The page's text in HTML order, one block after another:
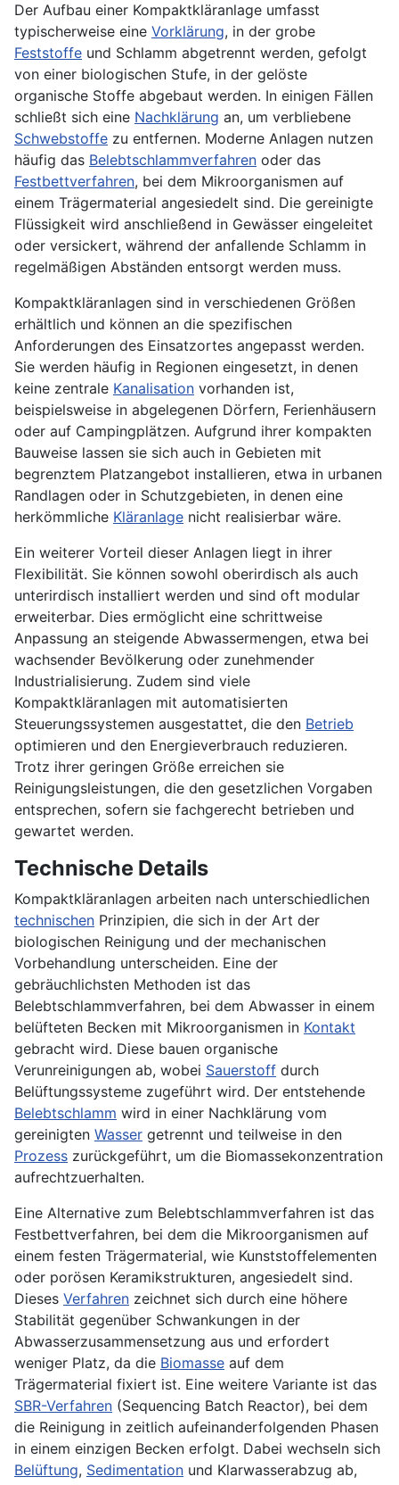
Der Aufbau einer Kompaktkläranlage umfasst
typischerweise eine Vorklärung, in der grobe
Feststoffe und Schlamm abgetrennt werden, gefolgt
von einer biologischen Stufe, in der gelöste
organische Stoffe abgebaut werden. In einigen Fällen
schließt sich eine Nachklärung an, um verbliebene
Schwebstoffe zu entfernen. Moderne Anlagen nutzen
häufig das Belebtschlammverfahren oder das
Festbettverfahren, bei dem Mikroorganismen auf
einem Trägermaterial angesiedelt sind. Die gereinigte
Flüssigkeit wird anschließend in Gewässer eingeleitet
oder versickert, während der anfallende Schlamm in
regelmäßigen Abständen entsorgt werden muss.
Kompaktkläranlagen sind in verschiedenen Größen
erhältlich und können an die spezifischen
Anforderungen des Einsatzortes angepasst werden.
Sie werden häufig in Regionen eingesetzt, in denen
keine zentrale Kanalisation vorhanden ist,
beispielsweise in abgelegenen Dörfern, Ferienhäusern
oder auf Campingplätzen. Aufgrund ihrer kompakten
Bauweise lassen sie sich auch in Gebieten mit
begrenztem Platzangebot installieren, etwa in urbanen
Randlagen oder in Schutzgebieten, in denen eine
herkömmliche Kläranlage nicht realisierbar wäre.
Ein weiterer Vorteil dieser Anlagen liegt in ihrer
Flexibilität. Sie können sowohl oberirdisch als auch
unterirdisch installiert werden und sind oft modular
erweiterbar. Dies ermöglicht eine schrittweise
Anpassung an steigende Abwassermengen, etwa bei
wachsender Bevölkerung oder zunehmender
Industrialisierung. Zudem sind viele
Kompaktkläranlagen mit automatisierten
Steuerungssystemen ausgestattet, die den Betrieb
optimieren und den Energieverbrauch reduzieren.
Trotz ihrer geringen Größe erreichen sie
Reinigungsleistungen, die den gesetzlichen Vorgaben
entsprechen, sofern sie fachgerecht betrieben und
gewartet werden.
Technische Details
Kompaktkläranlagen arbeiten nach unterschiedlichen
technischen Prinzipien, die sich in der Art der
biologischen Reinigung und der mechanischen
Vorbehandlung unterscheiden. Eine der
gebräuchlichsten Methoden ist das
Belebtschlammverfahren, bei dem Abwasser in einem
belüfteten Becken mit Mikroorganismen in Kontakt
gebracht wird. Diese bauen organische
Verunreinigungen ab, wobei Sauerstoff durch
Belüftungssysteme zugeführt wird. Der entstehende
Belebtschlamm wird in einer Nachklärung vom
gereinigten Wasser getrennt und teilweise in den
Prozess zurückgeführt, um die Biomassekonzentration
aufrechtzuerhalten.
Eine Alternative zum Belebtschlammverfahren ist das
Festbettverfahren, bei dem die Mikroorganismen auf
einem festen Trägermaterial, wie Kunststoffelementen
oder porösen Keramikstrukturen, angesiedelt sind.
Dieses Verfahren zeichnet sich durch eine höhere
Stabilität gegenüber Schwankungen in der
Abwasserzusammensetzung aus und erfordert
weniger Platz, da die Biomasse auf dem
Trägermaterial fixiert ist. Eine weitere Variante ist das
SBR-Verfahren (Sequencing Batch Reactor), bei dem
die Reinigung in zeitlich aufeinanderfolgenden Phasen
in einem einzigen Becken erfolgt. Dabei wechseln sich
Belüftung, Sedimentation und Klarwasserabzug ab,